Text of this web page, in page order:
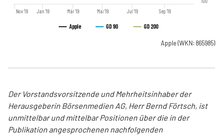
Apple GD 90 GD 200
Nov '18 Jan '19 Mär '19 Mai '19 Jul '19 Sep '19
Apple (WKN: 865985)
Der Vorstandsvorsitzende und Mehrheitsinhaber der
Herausgeberin Börsenmedien AG, Herr Bernd Förtsch, ist
unmittelbar und mittelbar Positionen über die in der
Publikation angesprochenen nachfolgenden